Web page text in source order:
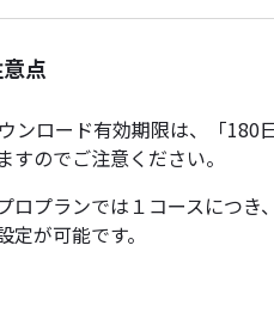
点
ンロード有効期限は、「180
のでご注意ください。
ロプランでは１コースにつき
が可能です。